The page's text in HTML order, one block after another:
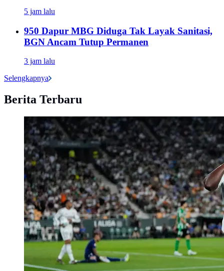
5 jam lalu
950 Dapur MBG Diduga Tak Layak Sanitasi,
BGN Ancam Tutup Permanen
3 jam lalu
Selengkapnya
Berita Terbaru